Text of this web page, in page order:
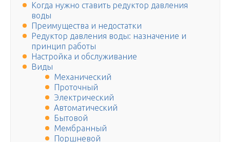
Когда нужно ставить редуктор давления
воды
Преимущества и недостатки
Редуктор давления воды: назначение и
принцип работы
Настройка и обслуживание
Виды
Механический
Проточный
Электрический
Автоматический
Бытовой
Мембранный
Поршневой